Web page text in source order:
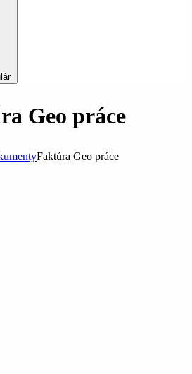
Geo práce
Faktúra Geo práce